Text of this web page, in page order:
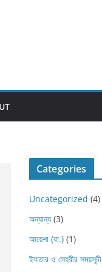
Categories
Uncategorized (4)
অন্যান্য (3)
আয়েশা (রা.) (1)
ইফতার ও সেহরীর সময়সূচী